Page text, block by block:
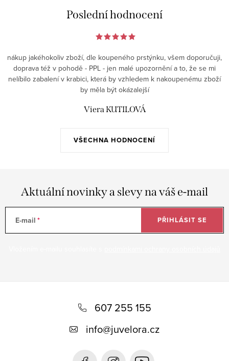
Poslední hodnocení
VŠECHNA HODNOCENÍ
nákup jakéhokoliv zboží, dle koupeného prstýnku, všem doporučuji,
doprava též v pohodě - PPL - jen malé upozornění a to, že se mi
nelíbilo zabalení v krabici, která by vzhledem k nakoupenému zboží
by měla být okázalejší
Viera KUTILOVÁ
Aktuální novinky a slevy na váš e-mail
E-mail PŘIHLÁSIT SE
607 255 155
info@juvelora.cz